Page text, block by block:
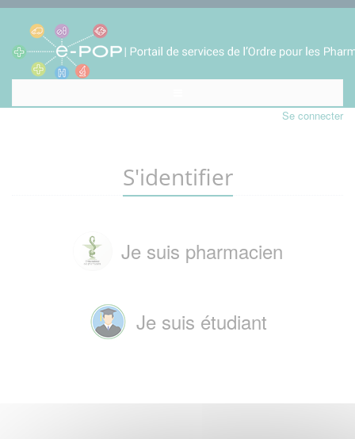
Se connecter
S'identifier
Je suis pharmacien
Je suis étudiant